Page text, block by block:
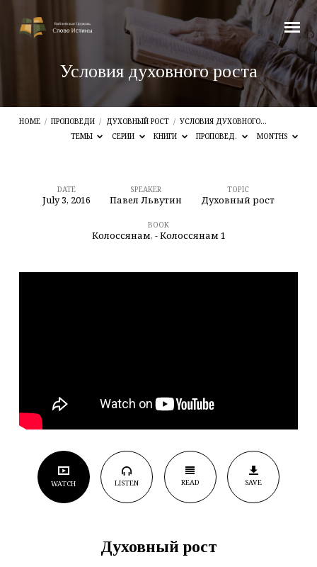
Условия духовного роста
HOME / ПРОПОВЕДИ / ДУХОВНЫЙ РОСТ / УСЛОВИЯ ДУХОВНОГО…
ТЕМЫ
СЕРИИ КНИГИ ПРОПОВЕД. MONTHS
Условия
духовного
DATE
July 3, 2016
SPEAKER
Павел Львутин
TOPIC
Духовный рост
BOOK
Колоссянам, - Колоссянам 1
WATCH LISTEN READ SAVE
Духовный рост